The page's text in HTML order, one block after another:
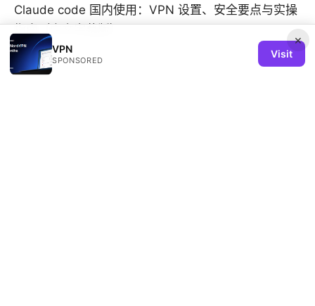
Claude code 国内使用：VPN 设置、安全要点与实操
指南（中文字幕版）
×
VPN
SPONSORED
Visit